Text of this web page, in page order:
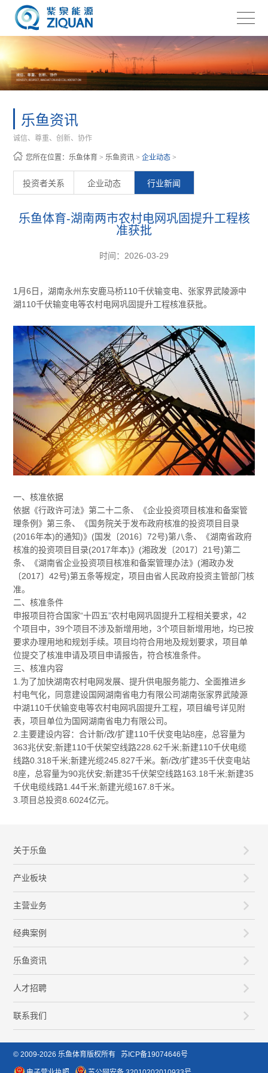
乐鱼资讯
诚信、尊重、创新、协作
您所在位置：乐鱼体育 >乐鱼资讯 >企业动态 >
投资者关系 企业动态 行业新闻
乐鱼体育-湖南两市农村电网巩固提升工程核
准获批
时间：2026-03-29
1月6日，湖南永州东安鹿马桥110千伏输变电、张家界武陵源中
湖110千伏输变电等农村电网巩固提升工程核准获批。
一、核准依据
依据《行政许可法》第二十二条、《企业投资项目核准和备案管
理条例》第三条、《国务院关于发布政府核准的投资项目目录
(2016年本)的通知)》(国发〔2016〕72号)第八条、《湖南省政府
核准的投资项目目录(2017年本)》(湘政发〔2017〕21号)第二
条、《湖南省企业投资项目核准和备案管理办法》(湘政办发
〔2017〕42号)第五条等规定，项目由省人民政府投资主管部门核
准。
二、核准条件
申报项目符合国家“十四五”农村电网巩固提升工程相关要求，42
个项目中，39个项目不涉及新增用地，3个项目新增用地，均已按
要求办理用地和规划手续。项目均符合用地及规划要求，项目单
位提交了核准申请及项目申请报告，符合核准条件。
三、核准内容
1.为了加快湖南农村电网发展、提升供电服务能力、全面推进乡
村电气化，同意建设国网湖南省电力有限公司湖南张家界武陵源
中湖110千伏输变电等农村电网巩固提升工程，项目编号详见附
表，项目单位为国网湖南省电力有限公司。
2.主要建设内容：合计新/改/扩建110千伏变电站8座，总容量为
363兆伏安;新建110千伏架空线路228.62千米;新建110千伏电缆
线路0.318千米;新建光缆245.827千米。新/改/扩建35千伏变电站
8座，总容量为90兆伏安;新建35千伏架空线路163.18千米;新建35
千伏电缆线路1.44千米;新建光缆167.8千米。
3.项目总投资8.6024亿元。
关于乐鱼
产业板块
主营业务
经典案例
乐鱼资讯
人才招聘
联系我们
© 2009-2026乐鱼体育版权所有苏ICP备19074646号